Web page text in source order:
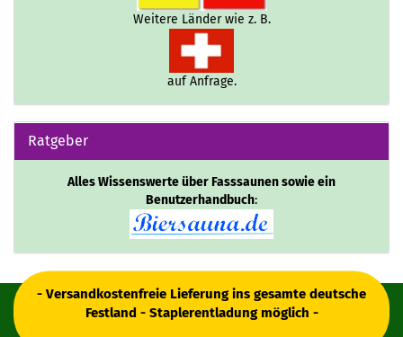
Weitere Länder wie z. B.
auf Anfrage.
Ratgeber
Alles Wissenswerte über Fasssaunen sowie ein
Benutzerhandbuch:
- Versandkostenfreie Lieferung ins gesamte deutsche
Festland - Staplerentladung möglich -